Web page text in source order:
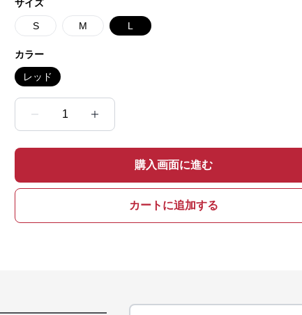
サイズ
S M L
カラー
レッド
1
購入画面に進む
カートに追加する